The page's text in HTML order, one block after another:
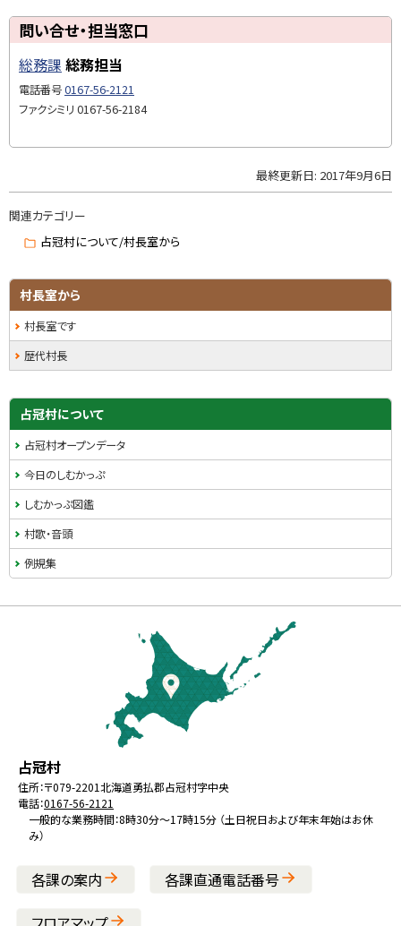
ッ
プ
に
戻
問い合せ・担当窓口
総務課 総務担当
電話番号0167-56-2121
ファクシミリ 0167-56-2184
ッ
プ
る
最終更新日: 2017年9月6日
関連カテゴリー
占冠村について/村長室から
サ
イ
ド
メ
ニ
ュ
ー
村長室から
村長室です
歴代村長
占冠村について
占冠村オープンデータ
今日のしむかっぷ
しむかっぷ図鑑
村歌・音頭
例規集
北
海
道
占冠村役
場
住所：〒079-2201北海道勇払郡占冠村字中央
電話：0167-56-2121
一般的な業務時間：8時30分～17時15分 （土日祝日および年末年始はお休
み）
各課の案内 各課直通電話番号